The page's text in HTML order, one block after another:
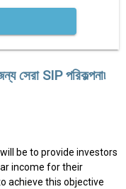
সেরা SIP পরিকল্পনা৷
be to provide investors
income for their
achieve this objective